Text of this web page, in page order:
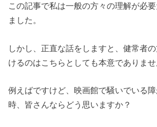
この記事で私は一般の方々の理解が必
ました。
しかし、正直な話をしますと、健常者
けるのはこちらとしても本意でありませ
例えばですけど、映画館で騒いでいる
時、皆さんならどう思いますか？